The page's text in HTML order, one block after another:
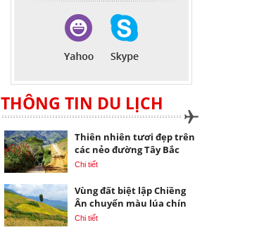
THÔNG TIN DU LỊCH
Thiên nhiên tươi đẹp trên
các nẻo đường Tây Bắc
Chi tiết
Vùng đất biệt lập Chiềng
Ân chuyển màu lúa chín
Chi tiết